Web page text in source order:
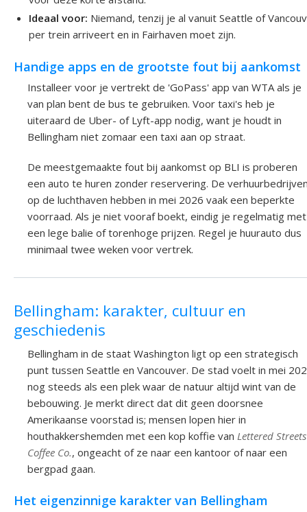
Ideaal voor: Niemand, tenzij je al vanuit Seattle of
per trein arriveert en in Fairhaven moet zijn.
Handige apps en de grootste fout bij aankomst
Installeer voor je vertrekt de 'GoPass' app van WTA als je
van plan bent de bus te gebruiken. Voor taxi's heb je
uiteraard de Uber- of Lyft-app nodig, want je houdt in
Bellingham niet zomaar een taxi aan op straat.
De meestgemaakte fout bij aankomst op BLI is proberen
een auto te huren zonder reservering. De
op de luchthaven hebben in mei 2026 vaak een beperkte
voorraad. Als je niet vooraf boekt, eindig je regelmatig met
een lege balie of torenhoge prijzen. Regel je huurauto dus
minimaal twee weken voor vertrek.
Bellingham: karakter, cultuur en
geschiedenis
Bellingham in de staat Washington ligt op een strategisch
punt tussen Seattle en Vancouver. De stad voelt in mei
nog steeds als een plek waar de natuur altijd wint van de
bebouwing. Je merkt direct dat dit geen doorsnee
Amerikaanse voorstad is; mensen lopen hier in
houthakkershemden met een kop koffie van Lettered Streets
Coffee Co., ongeacht of ze naar een kantoor of naar een
bergpad gaan.
Het eigenzinnige karakter van Bellingham